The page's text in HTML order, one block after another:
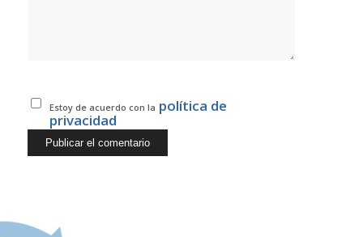
Estoy de acuerdo con la política de
privacidad